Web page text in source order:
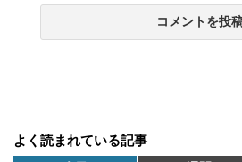
よく読まれている記事